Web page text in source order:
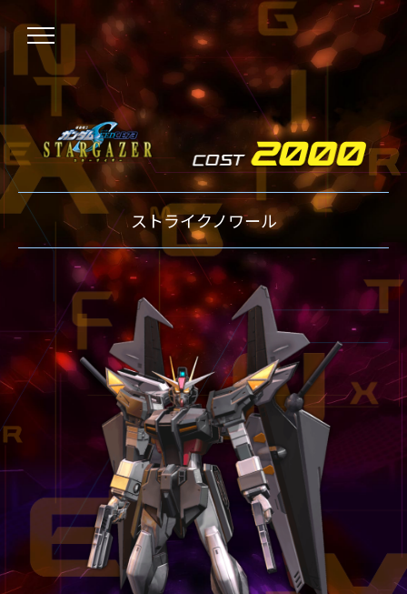
NEWS
ニュース
OVER BOOST
オーバーブースト
XVOOST
クロスブースト
EXVS2
エクストリームバーサス2
MAXI BOOST ON
マキシブーストオン
BEGINNER'S GUIDE
初心者指南
TECHNIQUE
テクニック
GLOSSARY
用語集
BUTTON PLACEMENT
ゲームパッドボタン配置
TWITTER
ツイッター
YOUTUBE
ユーチューブ
ストライクノワール